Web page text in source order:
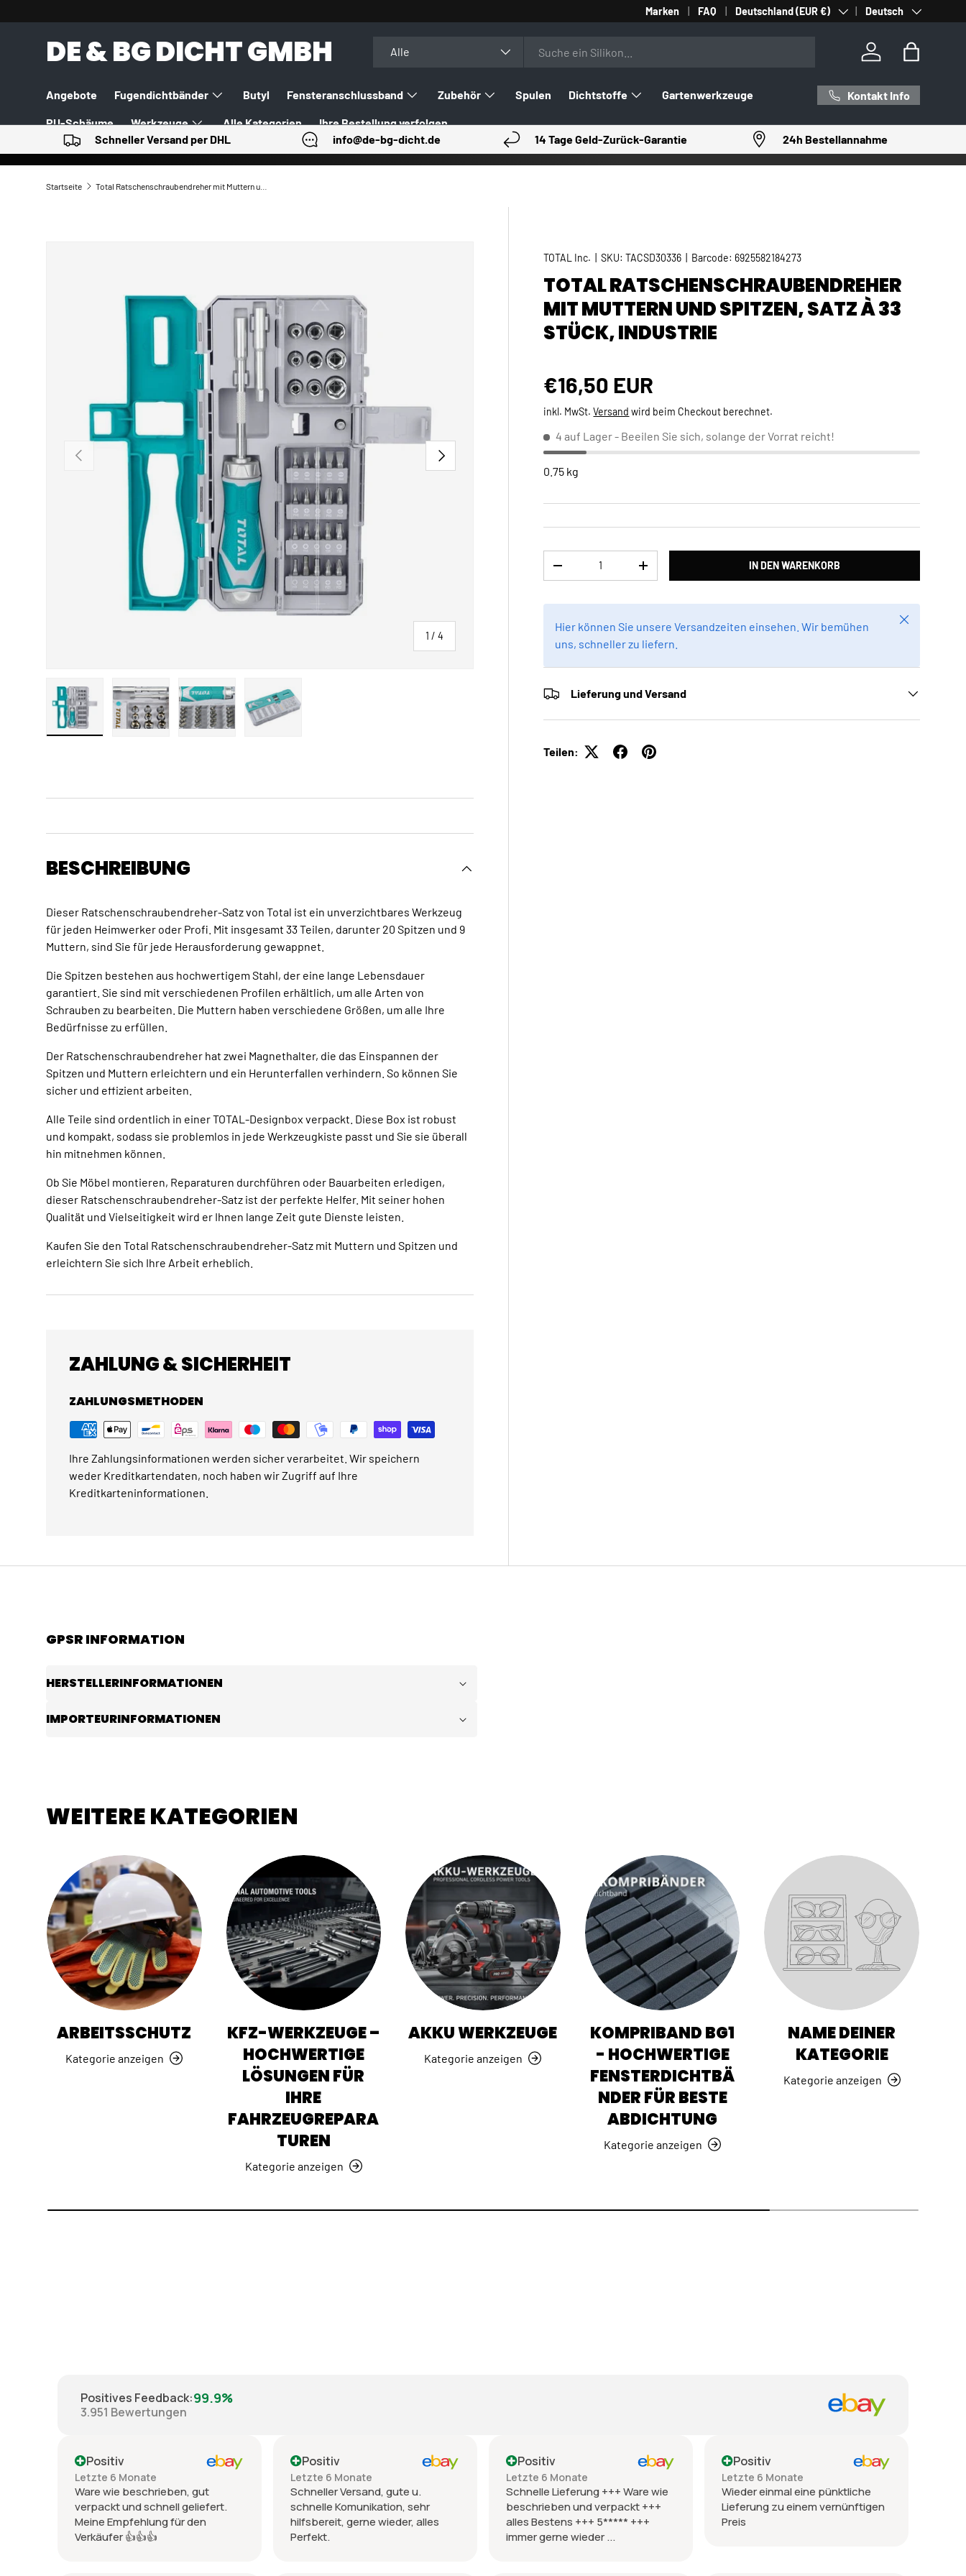
DIREKT ZUM INHALT
Marken FAQ Land/Region
Deutschland (EUR €) SpracheDeutsch
DE & BG DICHT GMBH Alle
Einloggen
Angebote Fugendichtbänder Butyl Fensteranschlussband Zubehör Spulen Dichtstoffe Gartenwerkzeuge
PU-Schäume Werkzeuge Alle Kategorien Ihre Bestellung verfolgen
Kontakt Info
Schneller Versand per DHL info@de-bg-dicht.de 14 Tage Geld-Zurück-Garantie 24h Bestellannahme
Startseite Total Ratschenschraubendreher mit Muttern und Spitzen, Satz à 33 Stück, Industrie
VORHERIGE
1 /von
4
NÄCHSTE
TOTAL Inc. |SKU: TACSD30336 Barcode: 6925582184273
TOTAL RATSCHENSCHRAUBENDREHER
MIT MUTTERN UND SPITZEN, SATZ À 33
STÜCK, INDUSTRIE
Normaler Preis
€16,50 EUR
inkl. MwSt.Versand wird beim Checkout berechnet.
4 auf Lager- Beeilen Sie sich, solange der Vorrat reicht!
0.75 kg
MENGE VERRINGERNMENGE ERHÖHEN IN DEN WARENKORB
Hier können Sie unsere Versandzeiten einsehen. Wir bemühen
uns, schneller zu liefern.
Schließen
Lieferung und Versand
Teilen:
BESCHREIBUNG
Dieser Ratschenschraubendreher-Satz von Total ist ein unverzichtbares Werkzeug
für jeden Heimwerker oder Profi. Mit insgesamt 33 Teilen, darunter 20 Spitzen und 9
Muttern, sind Sie für jede Herausforderung gewappnet.
Die Spitzen bestehen aus hochwertigem Stahl, der eine lange Lebensdauer
garantiert. Sie sind mit verschiedenen Profilen erhältlich, um alle Arten von
Schrauben zu bearbeiten. Die Muttern haben verschiedene Größen, um alle Ihre
Bedürfnisse zu erfüllen.
Der Ratschenschraubendreher hat zwei Magnethalter, die das Einspannen der
Spitzen und Muttern erleichtern und ein Herunterfallen verhindern. So können Sie
sicher und effizient arbeiten.
Alle Teile sind ordentlich in einer TOTAL-Designbox verpackt. Diese Box ist robust
und kompakt, sodass sie problemlos in jede Werkzeugkiste passt und Sie sie überall
hin mitnehmen können.
Ob Sie Möbel montieren, Reparaturen durchführen oder Bauarbeiten erledigen,
dieser Ratschenschraubendreher-Satz ist der perfekte Helfer. Mit seiner hohen
Qualität und Vielseitigkeit wird er Ihnen lange Zeit gute Dienste leisten.
Kaufen Sie den Total Ratschenschraubendreher-Satz mit Muttern und Spitzen und
erleichtern Sie sich Ihre Arbeit erheblich.
ZAHLUNG & SICHERHEIT
ZAHLUNGSMETHODEN
Ihre Zahlungsinformationen werden sicher verarbeitet. Wir speichern
weder Kreditkartendaten, noch haben wir Zugriff auf Ihre
Kreditkarteninformationen.
GPSR INFORMATION
HERSTELLERINFORMATIONEN
IMPORTEURINFORMATIONEN
WEITERE KATEGORIEN
ARBEITSSCHUTZ
Kategorie anzeigen
KFZ-WERKZEUGE –
HOCHWERTIGE
LÖSUNGEN FÜR
IHRE
FAHRZEUGREPARA
TUREN
Kategorie anzeigen
AKKU WERKZEUGE
Kategorie anzeigen
KOMPRIBAND BG1
- HOCHWERTIGE
FENSTERDICHTBÄ
NDER FÜR BESTE
ABDICHTUNG
Kategorie anzeigen
NAME DEINER
KATEGORIE
Kategorie anzeigen
Positives Feedback:99.9%
3.951 Bewertungen
Positiv
Letzte 6 Monate
Ware wie beschrieben, gut
verpackt und schnell geliefert.
Meine Empfehlung für den
Verkäufer 👍👍👍
Positiv
Letzte 6 Monate
Schneller Versand, gute u.
schnelle Komunikation, sehr
hilfsbereit, gerne wieder, alles
Perfekt.
Positiv
Letzte 6 Monate
Schnelle Lieferung +++ Ware wie
beschrieben und verpackt +++
alles Bestens +++ 5***** +++
immer gerne wieder ...
Positiv
Letzte 6 Monate
Wieder einmal eine pünktliche
Lieferung zu einem vernünftigen
Preis